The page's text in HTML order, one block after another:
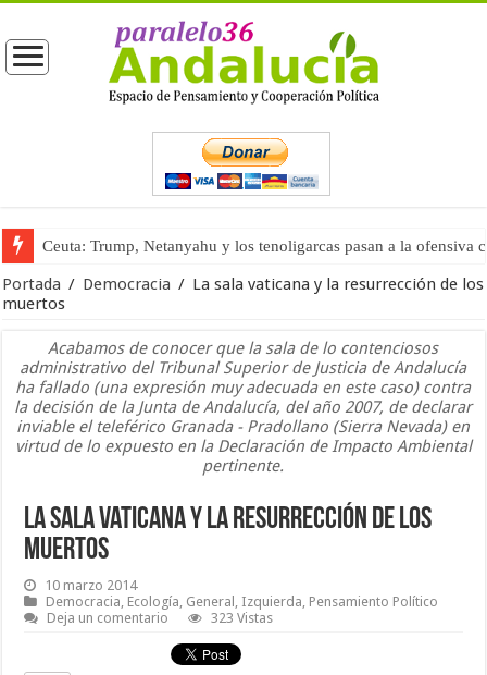
Ceuta: Trump, Netanyahu y los tenoligarcas pasan a la ofensiva
La masificación turística (tercera parte)
Portada / Democracia / La sala vaticana y la resurrección de los
muertos
Acabamos de conocer que la sala de lo contenciosos
administrativo del Tribunal Superior de Justicia de Andalucía
ha fallado (una expresión muy adecuada en este caso) contra
la decisión de la Junta de Andalucía, del año 2007, de declarar
inviable el teleférico Granada - Pradollano (Sierra Nevada) en
virtud de lo expuesto en la Declaración de Impacto Ambiental
pertinente.
La sala vaticana y la resurrección de los
muertos
10 marzo 2014
Democracia, Ecología, General , Izquierda, Pensamiento Político
Deja un comentario
323 Vistas